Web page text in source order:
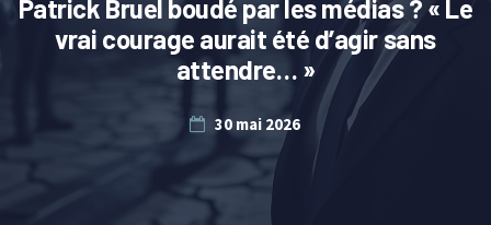
Patrick Bruel boudé par les médias ? « Le
vrai courage aurait été d’agir sans
attendre… »
30 mai 2026